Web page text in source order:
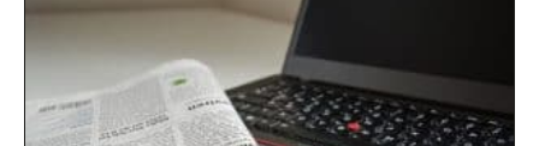
BV
Amsterdam